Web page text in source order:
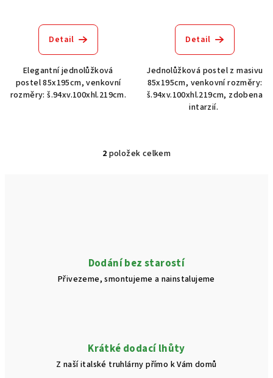
Detail
Elegantní jednolůžková
postel 85x195cm, venkovní
rozměry: š.94xv.100xhl.219cm.
Detail
Jednolůžková postel z masivu
85x195cm, venkovní rozměry:
š.94xv.100xhl.219cm, zdobena
intarzií.
O
í
r
v
ý
p
2 položek celkem
Dodání bez starostí
Přivezeme, smontujeme a nainstalujeme
Krátké dodací lhůty
Z naší italské truhlárny přímo k Vám domů